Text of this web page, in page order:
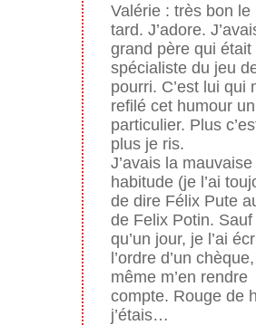
Valérie : très bon le
tard. J’adore.
grand père qui était
spécialiste du jeu
pourri. C’est lui qui
refilé cet humour
particulier. Plus
plus je ris.
J’avais la mauvaise
habitude (je l’ai
de dire Félix Pute
de Felix Potin. Sauf
qu’un jour, je l’ai
l’ordre d’un
même m’en rendre
compte. Rouge de
j’étais…